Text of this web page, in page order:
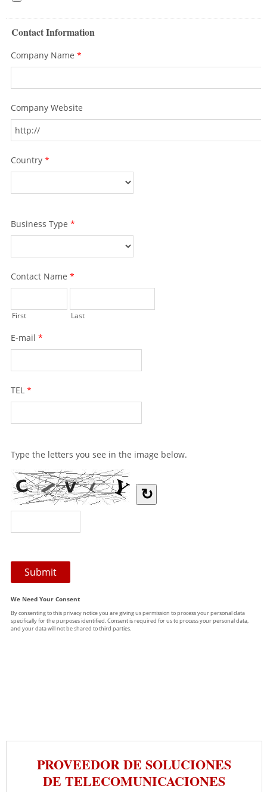
PROVEEDOR DE SOLUCIONES
DE TELECOMUNICACIONES